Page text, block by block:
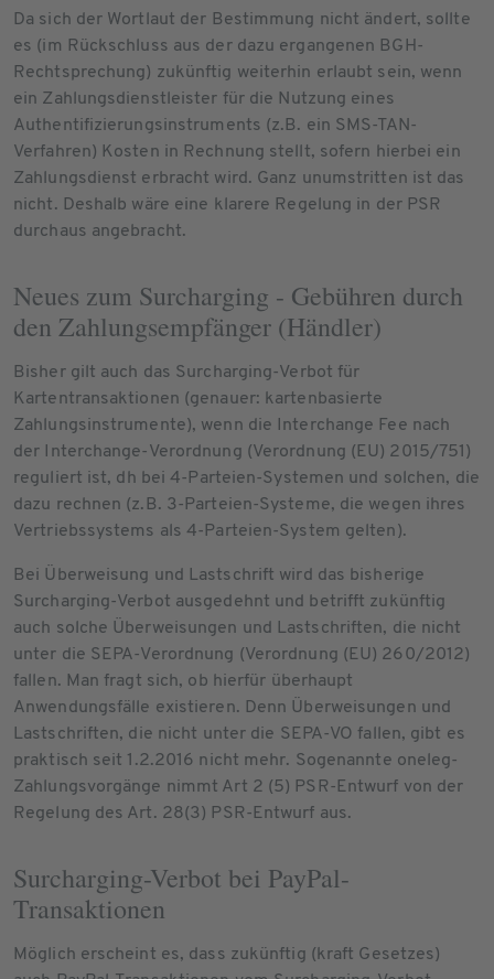
Da sich der Wortlaut der Bestimmung nicht ändert, sollte
es (im Rückschluss aus der dazu ergangenen BGH-
Rechtsprechung) zukünftig weiterhin erlaubt sein, wenn
ein Zahlungsdienstleister für die Nutzung eines
Authentifizierungsinstruments (z.B. ein SMS-TAN-
Verfahren) Kosten in Rechnung stellt, sofern hierbei ein
Zahlungsdienst erbracht wird. Ganz unumstritten ist das
nicht. Deshalb wäre eine klarere Regelung in der PSR
durchaus angebracht.
Neues zum Surcharging - Gebühren durch
den Zahlungsempfänger (Händler)
Bisher gilt auch das Surcharging-Verbot für
Kartentransaktionen (genauer: kartenbasierte
Zahlungsinstrumente), wenn die Interchange Fee nach
der Interchange-Verordnung (Verordnung (EU) 2015/751)
reguliert ist, dh bei 4-Parteien-Systemen und solchen, die
dazu rechnen (z.B. 3-Parteien-Systeme, die wegen ihres
Vertriebssystems als 4-Parteien-System gelten).
Bei Überweisung und Lastschrift wird das bisherige
Surcharging-Verbot ausgedehnt und betrifft zukünftig
auch solche Überweisungen und Lastschriften, die nicht
unter die SEPA-Verordnung (Verordnung (EU) 260/2012)
fallen. Man fragt sich, ob hierfür überhaupt
Anwendungsfälle existieren. Denn Überweisungen und
Lastschriften, die nicht unter die SEPA-VO fallen, gibt es
praktisch seit 1.2.2016 nicht mehr. Sogenannte oneleg-
Zahlungsvorgänge nimmt Art 2 (5) PSR-Entwurf von der
Regelung des Art. 28(3) PSR-Entwurf aus.
Surcharging-Verbot bei PayPal-
Transaktionen
Möglich erscheint es, dass zukünftig (kraft Gesetzes)